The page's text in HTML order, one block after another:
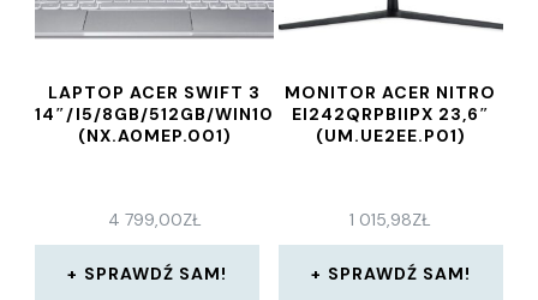
LAPTOP ACER SWIFT 3
14″/I5/8GB/512GB/WIN10
(NX.A0MEP.001)
4 799,00ZŁ
SPRAWDŹ SAM!
MONITOR ACER NITRO
EI242QRPBIIPX 23,6″
(UM.UE2EE.P01)
1 015,98ZŁ
SPRAWDŹ SAM!